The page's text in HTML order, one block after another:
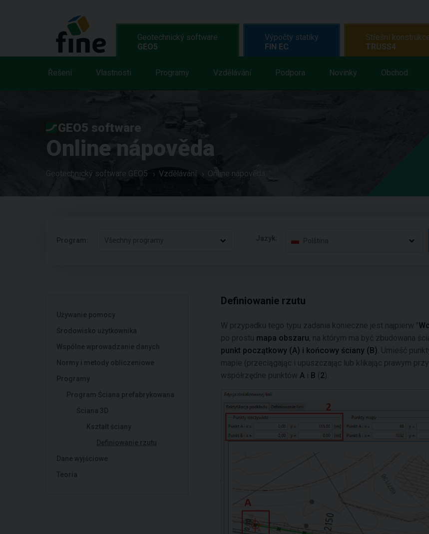
Geotechnický software
GEO5
Řešení Vlastnosti Programy Vzdělávání Podpora Novinky Obchod
Výpočty statiky
FIN EC
Střešní
TRUSS4
GEO5 software
Online nápověda
Geotechnický software GEO5 Vzdělávání Online nápověda
Program: Všechny programy Jazyk: Polština
Używanie pomocy
Środowisko użytkownika
Wspólne wprowadzanie danych
Normy i metody obliczeniowe
Programy
Program Ściana prefabrykowana
Ściana 3D
Kształt ściany
Definiowanie rzutu
Dane wyjściowe
Teoria
Definiowanie rzutu
W przypadku tego typu zadania konieczne jest najpierw "
po prostu mapa obszaru, na którym ma być zbudowana
punkt początkowy (A) i końcowy ściany (B) . Umieść
mapie (przeciągając i upuszczając lub klikając prawym
współrzędne punktów A i B ( 2).